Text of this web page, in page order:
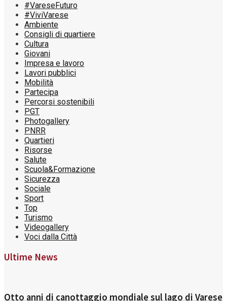
#VareseFuturo
#ViviVarese
Ambiente
Consigli di quartiere
Cultura
Giovani
Impresa e lavoro
Lavori pubblici
Mobilità
Partecipa
Percorsi sostenibili
PGT
Photogallery
PNRR
Quartieri
Risorse
Salute
Scuola&Formazione
Sicurezza
Sociale
Sport
Top
Turismo
Videogallery
Voci dalla Città
Ultime News
Otto anni di canottaggio mondiale sul lago di Varese